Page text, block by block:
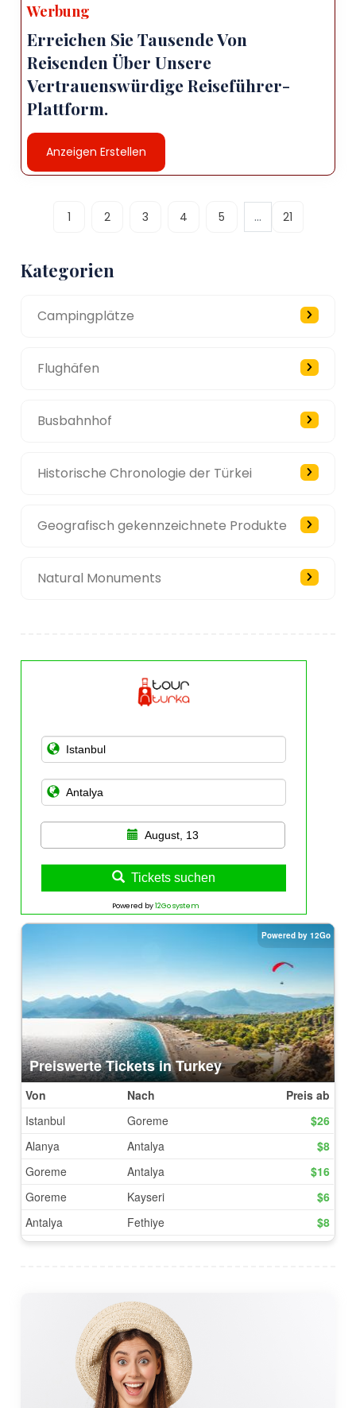
Werbung
Erreichen Sie Tausende Von
Reisenden Über Unsere
Vertrauenswürdige Reiseführer-
Plattform.
Anzeigen Erstellen
1 2 3 4 5 ... 21
Kategorien
Campingplätze
Flughäfen
Busbahnhof
Historische Chronologie der Türkei
Geografisch gekennzeichnete Produkte
Natural Monuments
August, 13
Tickets suchen
Powered by12Go system